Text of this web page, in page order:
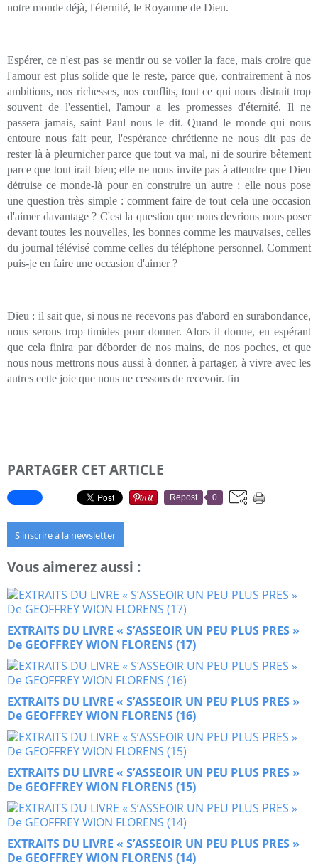
notre monde déjà, l'éternité, le Royaume de Dieu.
Espérer, ce n'est pas se mentir ou se voiler la face, mais croire que
l'amour est plus solide que le reste, parce que, contrairement à nos
ambitions, nos richesses, nos conflits, tout ce qui nous distrait trop
souvent de l'essentiel, l'amour a les promesses d'éternité. Il ne
passera jamais, saint Paul nous le dit. Quand le monde qui nous
entoure nous fait peur, l'espérance chrétienne ne nous dit pas de
rester là à pleurnicher parce que tout va mal, ni de sourire bêtement
parce que tout irait bien; elle ne nous invite pas à attendre que Dieu
détruise ce monde-là pour en construire un autre ; elle nous pose
une question très simple : comment faire de tout cela une occasion
d'aimer davantage ? C'est la question que nous devrions nous poser
devant toutes les nouvelles, les bonnes comme les mauvaises, celles
du journal télévisé comme celles du téléphone personnel. Comment
puis-je en faire une occasion d'aimer ?
Dieu : il sait que, si nous ne recevons pas d'abord en surabondance,
nous serons trop timides pour donner. Alors il donne, en espérant
que cela finira par déborder de nos mains, de nos poches, et que
nous nous mettrons nous aussi à donner, à partager, à vivre avec les
autres cette joie que nous ne cessons de recevoir. fin
PARTAGER CET ARTICLE
Repost 0
S'inscrire à la newsletter
Vous aimerez aussi :
EXTRAITS DU LIVRE « S’ASSEOIR UN PEU PLUS PRES »
De GEOFFREY WION FLORENS (17)
EXTRAITS DU LIVRE « S’ASSEOIR UN PEU PLUS PRES »
De GEOFFREY WION FLORENS (16)
EXTRAITS DU LIVRE « S’ASSEOIR UN PEU PLUS PRES »
De GEOFFREY WION FLORENS (15)
EXTRAITS DU LIVRE « S’ASSEOIR UN PEU PLUS PRES »
De GEOFFREY WION FLORENS (14)